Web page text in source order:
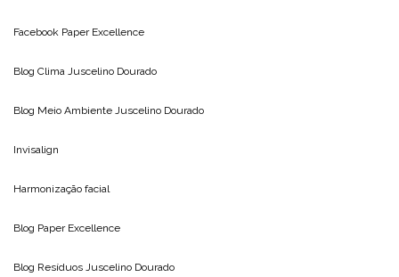
Facebook Paper Excellence
Blog Clima Juscelino Dourado
Blog Meio Ambiente Juscelino Dourado
Invisalign
Harmonização facial
Blog Paper Excellence
Blog Resíduos Juscelino Dourado